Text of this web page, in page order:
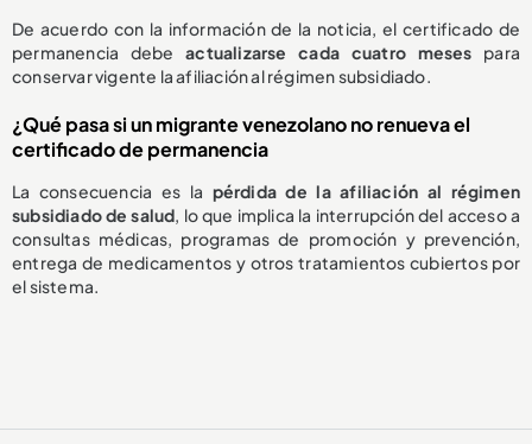
De acuerdo con la información de la noticia, el certificado de
permanencia debeactualizarse cada cuatro meses para
conservar vigente la afiliación al régimen subsidiado.
¿Qué pasa si un migrante venezolano no renueva el
certificado de permanencia
La consecuencia es la pérdida de la afiliación al régimen
subsidiado de salud, lo que implica la interrupción del acceso a
consultas médicas, programas de promoción y prevención,
entrega de medicamentos y otros tratamientos cubiertos por
el sistema.